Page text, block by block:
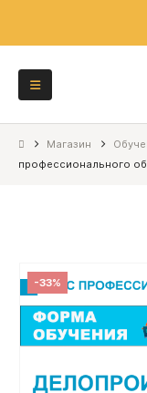
Магазин
профессионального
-33%